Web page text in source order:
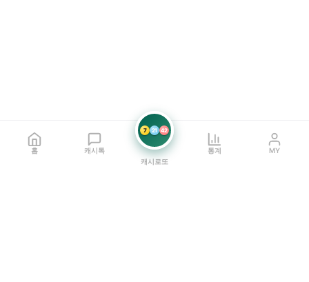
홈 캐시톡
7 21 42
캐시로또
통계 MY